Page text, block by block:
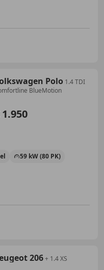
Polo 1.4 TDI
BlueMotion
59 kW (80 PK)
206+ 1.4 XS